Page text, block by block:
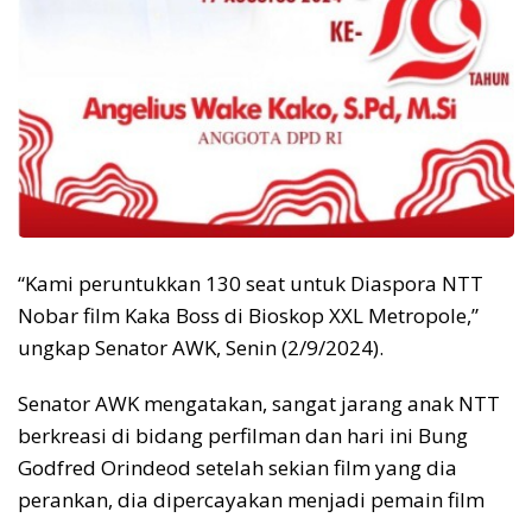
“Kami peruntukkan 130 seat untuk Diaspora NTT
Nobar film Kaka Boss di Bioskop XXL Metropole,”
ungkap Senator AWK, Senin (2/9/2024).
Senator AWK mengatakan, sangat jarang anak NTT
berkreasi di bidang perfilman dan hari ini Bung
Godfred Orindeod setelah sekian film yang dia
perankan, dia dipercayakan menjadi pemain film